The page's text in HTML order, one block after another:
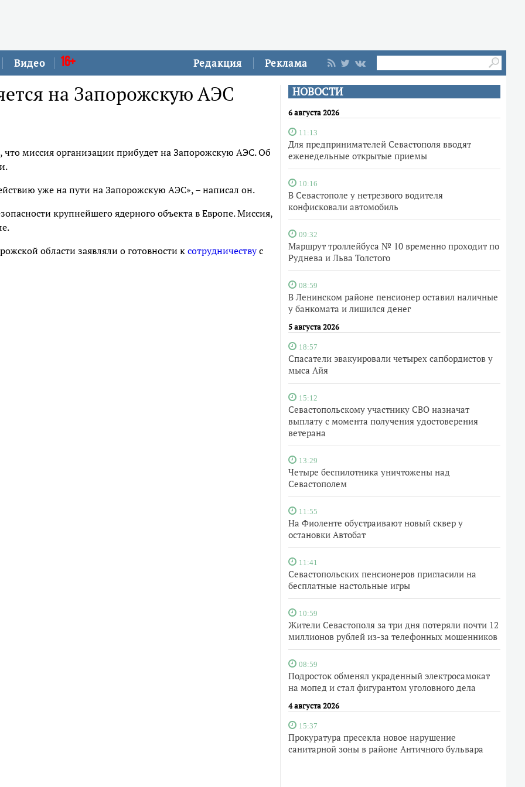
Редакция Реклама
Видео 16+
НОВОСТИ
6 августа 2026
11:13
Для предпринимателей Севастополя вводят
еженедельные открытые приемы
10:16
В Севастополе у нетрезвого водителя
конфисковали автомобиль
09:32
Маршрут троллейбуса № 10 временно проходит по
Руднева и Льва Толстого
08:59
В Ленинском районе пенсионер оставил наличные
у банкомата и лишился денег
5 августа 2026
18:57
Спасатели эвакуировали четырех сапбордистов у
мыса Айя
15:12
Севастопольскому участнику СВО назначат
выплату с момента получения удостоверения
ветерана
13:29
Четыре беспилотника уничтожены над
Севастополем
11:55
На Фиоленте обустраивают новый сквер у
остановки Автобат
11:41
Севастопольских пенсионеров пригласили на
бесплатные настольные игры
10:59
Жители Севастополя за три дня потеряли почти 12
миллионов рублей из-за телефонных мошенников
08:59
Подросток обменял украденный электросамокат
на мопед и стал фигурантом уголовного дела
4 августа 2026
15:37
Прокуратура пресекла новое нарушение
санитарной зоны в районе Античного бульвара
на Запорожскую АЭС
миссия организации прибудет на Запорожскую АЭС. Об
уже на пути на Запорожскую АЭС», – написал он.
крупнейшего ядерного объекта в Европе. Миссия,
области заявляли о готовности ксотрудничествус